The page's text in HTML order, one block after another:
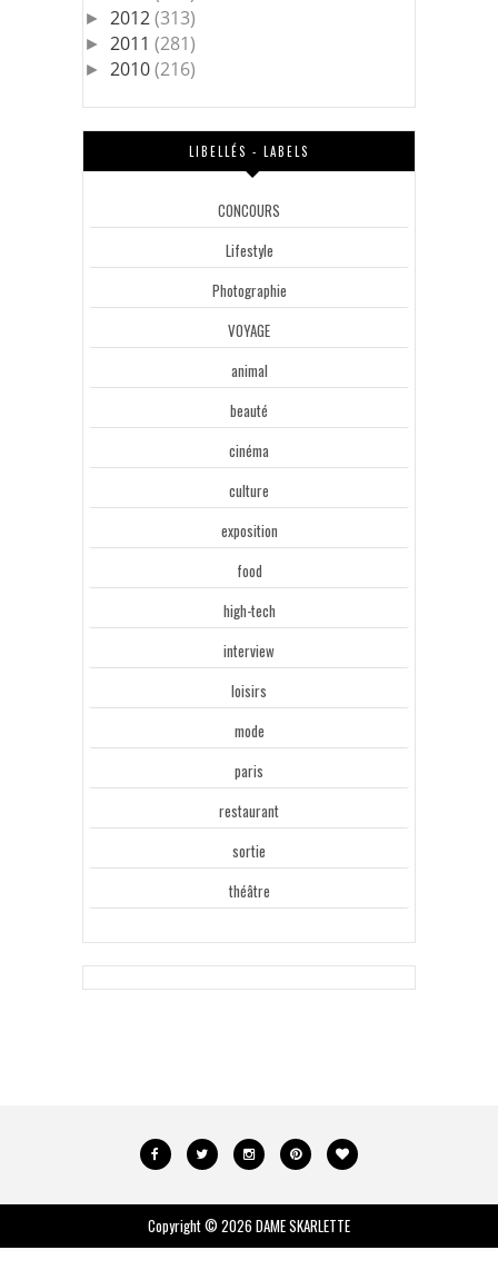
► 2012(313)
► 2011 (281)
► 2010(216)
LIBELLÉS - LABELS
CONCOURS
Lifestyle
Photographie
VOYAGE
animal
beauté
cinéma
culture
exposition
food
high-tech
interview
loisirs
mode
paris
restaurant
sortie
théâtre
Copyright © 2026 DAME SKARLETTE